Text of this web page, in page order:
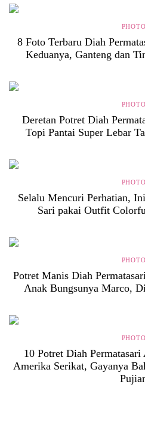
PHOTO
8 Foto Terbaru Diah
Keduanya, Ganteng dan
PHOTO
Deretan Potret Diah
Topi Pantai Super Lebar
PHOTO
Selalu Mencuri Perhatian,
Sari pakai Outfit
PHOTO
Potret Manis Diah
Anak Bungsunya Marco,
PHOTO
10 Potret Diah
Amerika Serikat, Gayanya